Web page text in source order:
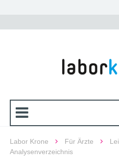
Labor Krone Für Ärzte
Analysenverzeichnis